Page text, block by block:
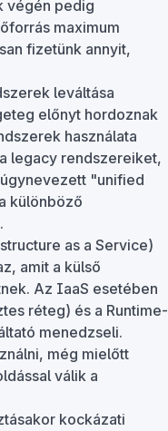
végén pedig
maximum
fizetünk annyit,
leváltása
előnyt hordoznak
használata
legacy rendszereiket,
"unified
különböző
as a Service)
amit a külső
Az IaaS esetében
réteg) és a Runtime-
menedzseli.
még mielőtt
válik a
kockázati